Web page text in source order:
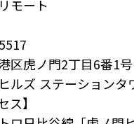
モート
区虎ノ門2丁目6番1号
ルズ ステーションタ
ス】